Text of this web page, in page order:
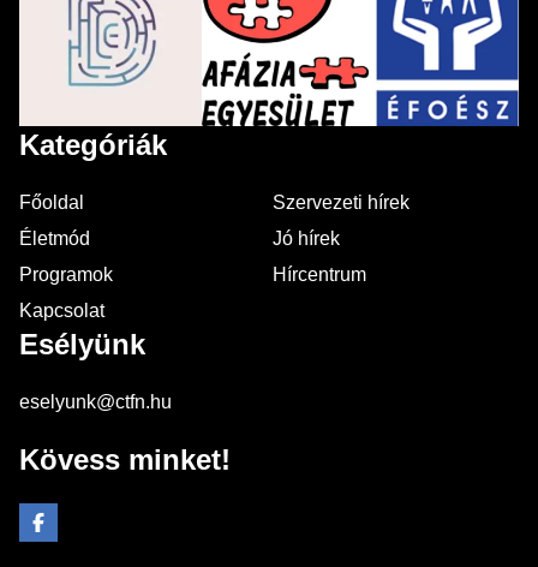
Kategóriák
Főoldal
Szervezeti hírek
Életmód
Jó hírek
Programok
Hírcentrum
Kapcsolat
Esélyünk
eselyunk@ctfn.hu
Kövess minket!